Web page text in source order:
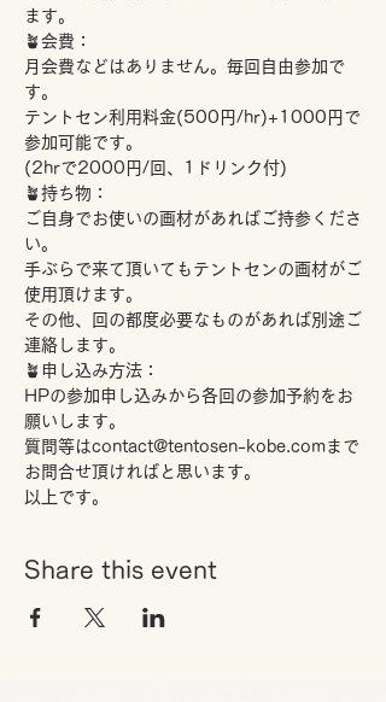
ます。
🪴会費：
月会費などはありません。毎回自由参加で
す。
テントセン利用料金(500円/hr)+1000円で
参加可能です。
(2hrで2000円/回、1ドリンク付)
🪴持ち物：
ご自身でお使いの画材があればご持参くださ
い。
手ぶらで来て頂いてもテントセンの画材がご
使用頂けます。
その他、回の都度必要なものがあれば別途ご
連絡します。
🪴申し込み方法：
HPの参加申し込みから各回の参加予約をお
願いします。
質問等はcontact@tentosen-kobe.comまで
お問合せ頂ければと思います。
以上です。
Share this event